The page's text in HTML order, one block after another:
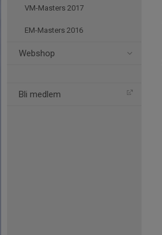
VM-Masters 2017
EM-Masters 2016
Webshop
Bli medlem